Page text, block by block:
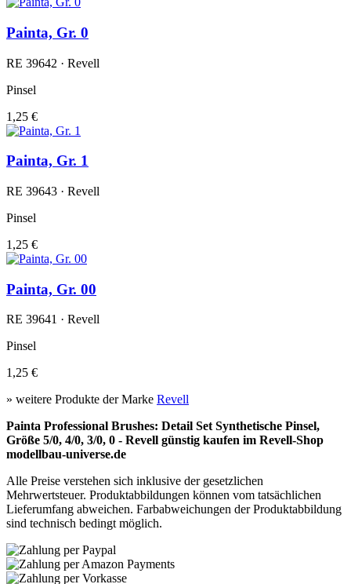
Painta, Gr. 0
RE 39642 · Revell
Pinsel
1,25 €
Painta, Gr. 1
RE 39643 · Revell
Pinsel
1,25 €
Painta, Gr. 00
RE 39641 · Revell
Pinsel
1,25 €
» weitere Produkte der Marke Revell
Painta Professional Brushes: Detail Set Synthetische Pinsel,
Größe 5/0, 4/0, 3/0, 0 - Revell günstig kaufen im Revell-Shop
modellbau-universe.de
Alle Preise verstehen sich inklusive der gesetzlichen
Mehrwertsteuer. Produktabbildungen können vom tatsächlichen
Lieferumfang abweichen. Farbabweichungen der Produktabbildung
sind technisch bedingt möglich.